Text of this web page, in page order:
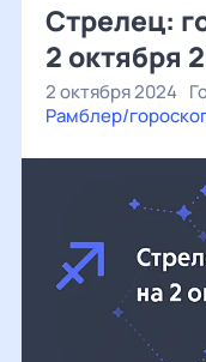
Стрелец:
2 октября
2 октября 2024
Рамблер/